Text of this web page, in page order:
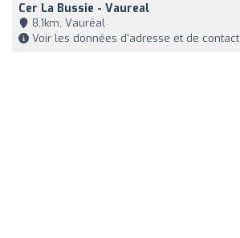
Cer La Bussie - Vaureal
8,1km, Vauréal
Voir les données d'adresse et de contact